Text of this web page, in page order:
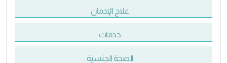
علاج الإدمان
خدمات
الصحة الجنسية